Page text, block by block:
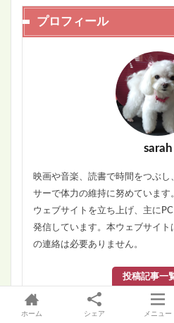
プロフィール
sarah
映画や音楽、読書で時間をつぶ
サーで体力の維持に努めています
ウェブサイトを立ち上げ、主に
発信しています。本ウェブサイ
の連絡は必要ありません。
投稿記事一
ホーム シェア メニュー